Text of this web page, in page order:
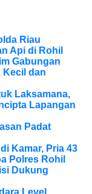
Riau
Api di Rohil
Gabungan
Kecil dan
Laksamana,
Lapangan
Padat
Kamar, Pria 43
Polres Rohil
Dukung